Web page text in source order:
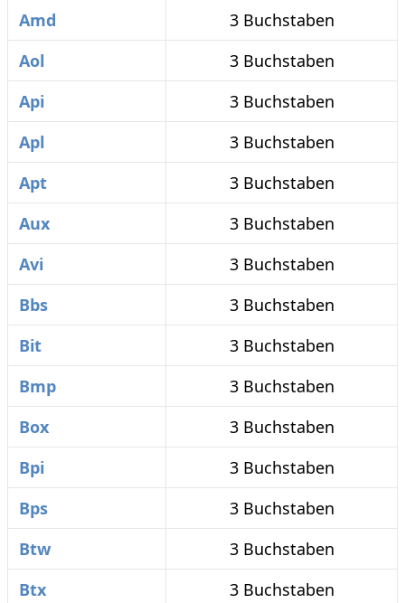
Amd
3 Buchstaben
Aol
3 Buchstaben
Api
3 Buchstaben
Apl
3 Buchstaben
Apt
3 Buchstaben
Aux
3 Buchstaben
Avi
3 Buchstaben
Bbs
3 Buchstaben
Bit
3 Buchstaben
Bmp
3 Buchstaben
Box
3 Buchstaben
Bpi
3 Buchstaben
Bps
3 Buchstaben
Btw
3 Buchstaben
Btx
3 Buchstaben